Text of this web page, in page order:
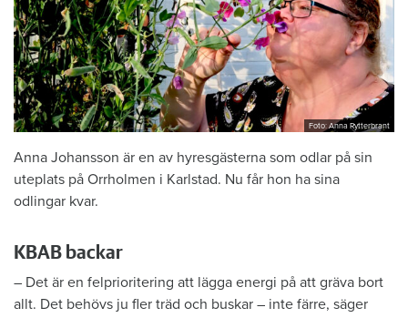
Foto: Anna Rytterbrant
Anna Johansson är en av hyresgästerna som odlar på sin
uteplats på Orrholmen i Karlstad. Nu får hon ha sina
odlingar kvar.
KBAB backar
– Det är en felprioritering att lägga energi på att gräva bort
allt. Det behövs ju fler träd och buskar – inte färre, säger